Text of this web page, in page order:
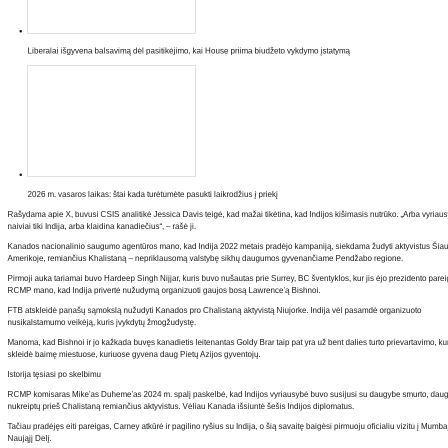
Liberalai išgyvena balsavimą dėl pasitikėjimo, kai House priima biudžeto vykdymo įstatymą
2026 m. vasaros laikas: štai kada turėtumėte pasukti laikrodžius į priekį
Rašydama apie X, buvusi CSIS analitikė Jessica Davis teigė, kad mažai tikėtina, kad Indijos kišimasis nutrūko. „Arba
naiviai tiki Indija, arba klaidina kanadiečius“, – rašė ji.
Kanados nacionalinio saugumo agentūros mano, kad Indija 2022 metais pradėjo kampaniją, siekdama žudyti aktyvistus
Amerikoje, remiančius Khalistaną – nepriklausomą valstybę sikhų daugumos gyvenančiame Pendžabo regione.
Pirmoji auka tariamai buvo Hardeep Singh Nijjar, kuris buvo nušautas prie Surrey, BC šventyklos, kur jis ėjo prezidento
RCMP mano, kad Indija privertė nužudymą organizuoti gaujos bosą Lawrence'ą Bishnoi.
FTB atskleidė panašų sąmokslą nužudyti Kanados pro Chalistaną aktyvistą Niujorke. Indija vėl pasamdė organizuoto
nusikalstamumo veikėją, kuris įvykdytų žmogžudystę.
Manoma, kad Bishnoi ir jo kažkada buvęs kanadietis leitenantas Goldy Brar taip pat yra už bent dalies turto prievartavimo,
skleidė baimę miestuose, kuriuose gyvena daug Pietų Azijos gyventojų.
Istorija tęsiasi po skelbimu
RCMP komisaras Mike'as Duheme'as 2024 m. spalį paskelbė, kad Indijos vyriausybė buvo susijusi su daugybe smurto,
nukreiptų prieš Chalistaną remiančius aktyvistus. Vėliau Kanada išsiuntė šešis Indijos diplomatus.
Tačiau pradėjęs eiti pareigas, Carney atkūrė ir pagilino ryšius su Indija, o šią savaitę baigėsi pirmuoju oficialiu vizitu į
Naująjį Delį.